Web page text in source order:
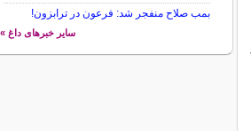
بمب صلاح منفجر شد: فرعون در ترابزون!
سایر خبرهای داغ »